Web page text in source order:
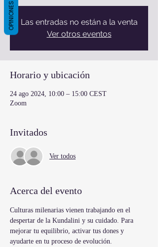
Las entradas no están a la venta
Ver otros eventos
Horario y ubicación
24 ago 2024, 10:00 – 15:00 CEST
Zoom
Invitados
Ver todos
Acerca del evento
Culturas milenarias vienen trabajando en el
despertar de la Kundalini y su cuidado. Para
mejorar tu equilibrio, activar tus dones y
ayudarte en tu proceso de evolución.
OPINIONES